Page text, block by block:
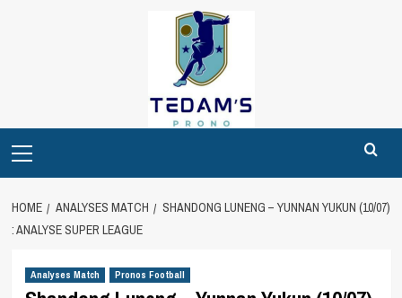
Menu
HOME ANALYSES MATCH
SHANDONG LUNENG – YUNNAN YUKUN (10/07)
: ANALYSE SUPER LEAGUE
Analyses Match Pronos Football